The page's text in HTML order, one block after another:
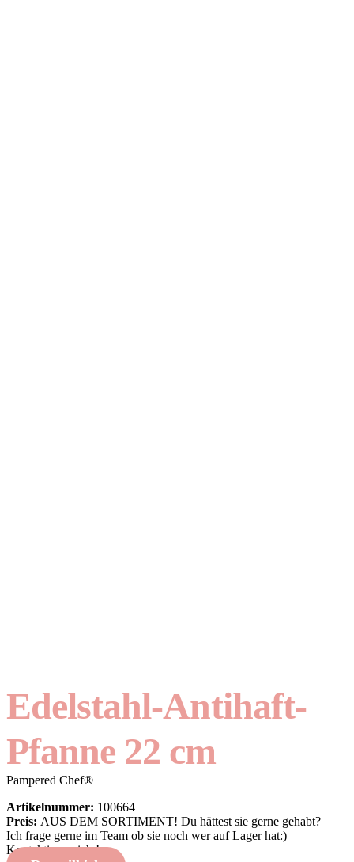
Edelstahl-Antihaft-
Pfanne 22 cm
Pampered Chef®
Artikelnummer: 100664
Preis: AUS DEM SORTIMENT! Du hättest sie gerne gehabt?
Ich frage gerne im Team ob sie noch wer auf Lager hat:)
Kontaktiere mich !